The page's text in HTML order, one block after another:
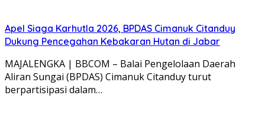
Apel Siaga Karhutla 2026, BPDAS Cimanuk Citanduy
Dukung Pencegahan Kebakaran Hutan di Jabar
MAJALENGKA | BBCOM – Balai Pengelolaan Daerah
Aliran Sungai (BPDAS) Cimanuk Citanduy turut
berpartisipasi dalam…